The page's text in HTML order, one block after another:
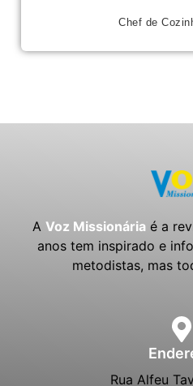
Chef de
A Voz Missionáriaé a
anos tem inspirado e
metodistas, mas
Rua Alfeu